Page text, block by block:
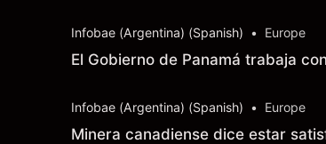
Infobae (Argentina) (Spanish) • Europe
El Gobierno de Panamá trabaja
Infobae (Argentina) (Spanish) • Europe
Minera canadiense dice estar